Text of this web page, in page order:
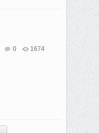
0 1674